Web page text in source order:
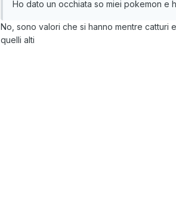
Ho dato un occhiata so miei pokemon e
No, sono valori che si hanno mentre catturi
quelli alti